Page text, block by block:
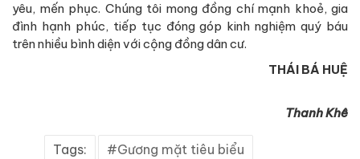
yêu, mến phục. Chúng tôi mong đồng chí mạnh khoẻ, gia
đình hạnh phúc, tiếp tục đóng góp kinh nghiệm quý báu
trên nhiều bình diện với cộng đồng dân cư.
THÁI BÁ HUỆ
Thanh Khê
Tags: Gương mặt tiêu biểu